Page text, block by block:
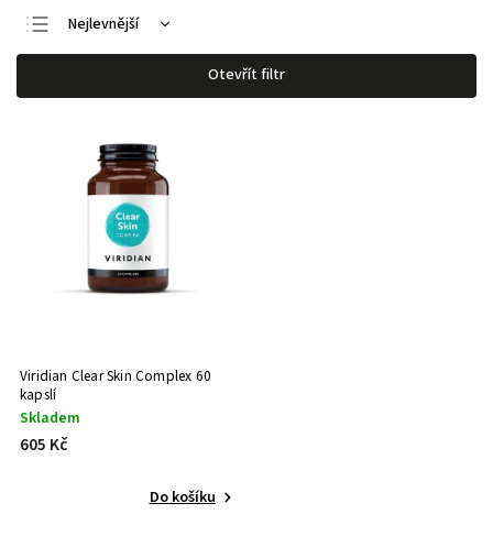
Nejlevnější
Nejdražší
Nejprodávanější
Otevřít filtr
Viridian Clear Skin Complex 60
kapslí
Skladem
605 Kč
Do košíku